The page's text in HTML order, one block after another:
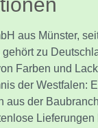
aus Münster,
zu
Farben und
der Westfalen:
aus der
Lieferungen